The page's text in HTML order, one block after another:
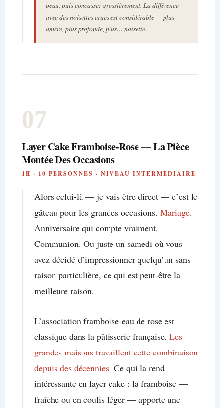
peau, puis concassez grossièrement. La différence
avec des noisettes crues est considérable — plus
amère, plus profonde, plus… noisette.
07
Layer Cake Framboise-Rose — La Pièce
Montée Des Occasions
1H · 10 PERSONNES · NIVEAU INTERMÉDIAIRE
Alors celui-là — je vais être direct — c’est le
gâteau pour les grandes occasions. Mariage.
Anniversaire qui compte vraiment.
Communion. Ou juste un samedi où vous
avez décidé d’impressionner quelqu’un sans
raison particulière, ce qui est peut-être la
meilleure raison.
L’association framboise-eau de rose est
classique dans la pâtisserie française. Les
grandes maisons travaillent cette combinaison
depuis des décennies. Ce qui la rend
intéressante en layer cake : la framboise —
fraîche ou en coulis léger — apporte une